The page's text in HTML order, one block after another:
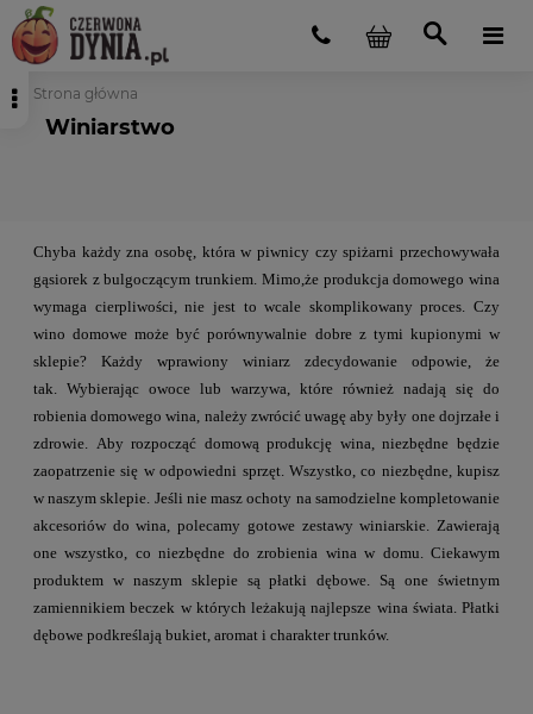
Strona główna
Winiarstwo
Chyba każdy zna osobę, która w piwnicy czy spiżarni przechowywała
gąsiorek zbulgoczącym trunkiem. Mimo,że produkcja domowego wina
wymaga cierpliwości, nie jest to wcale skomplikowany proces. Czy
wino domowe może być porównywalnie dobre z tymi kupionymi w
sklepie? Każdy wprawiony winiarz zdecydowanie odpowie, że
tak. Wybierając owoce lub warzywa, które również nadają się do
robienia domowegowina, należy zwrócić uwagę aby były one dojrzałe i
zdrowie. Aby rozpocząć domową produkcję wina, niezbędne będzie
zaopatrzenie się wodpowiedni sprzęt. Wszystko, co niezbędne, kupisz
w naszym sklepie. Jeśli nie masz ochoty na samodzielne kompletowanie
akcesoriów do wina, polecamy gotowe zestawy winiarskie. Zawierają
onewszystko, co niezbędne do zrobienia wina w domu.Ciekawym
produktem w naszym sklepie są płatki dębowe. Są one świetnym
zamiennikiembeczek w których leżakują najlepsze wina świata. Płatki
dębowe podkreślają bukiet, aromat i charakter trunków.